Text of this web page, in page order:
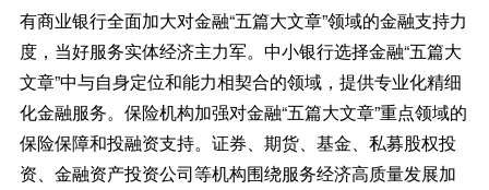
有商业银行全面加大对金融“五篇大文章”领域的金融支持力
度，当好服务实体经济主力军。中小银行选择金融“五篇大
文章”中与自身定位和能力相契合的领域，提供专业化精细
化金融服务。保险机构加强对金融“五篇大文章”重点领域的
保险保障和投融资支持。证券、期货、基金、私募股权投
资、金融资产投资公司等机构围绕服务经济高质量发展加